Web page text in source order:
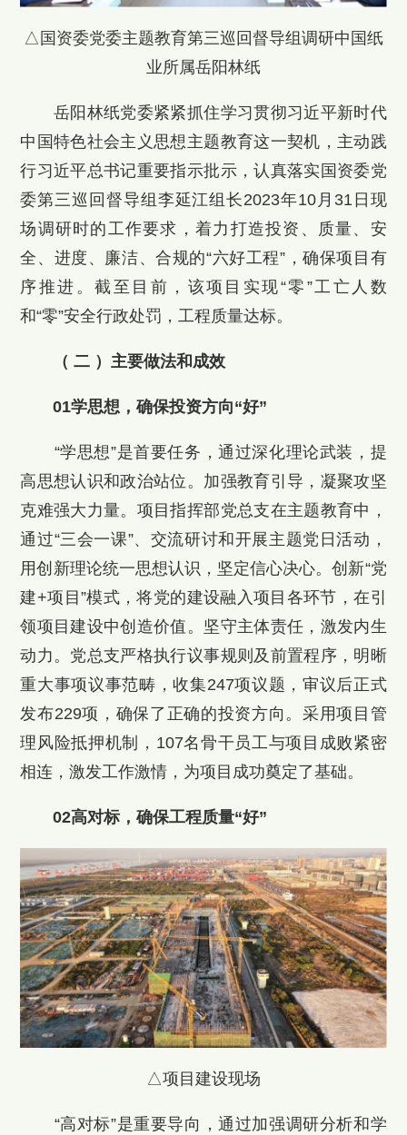
△国资委党委主题教育第三巡回督导组调研中国纸
业所属岳阳林纸
岳阳林纸党委紧紧抓住学习贯彻习近平新时代
中国特色社会主义思想主题教育这一契机，主动践
行习近平总书记重要指示批示，认真落实国资委党
委第三巡回督导组李延江组长2023年10月31日现
场调研时的工作要求，着力打造投资、质量、安
全、进度、廉洁、合规的“六好工程”，确保项目有
序推进。截至目前，该项目实现“零”工亡人数
和“零”安全行政处罚，工程质量达标。
（ 二 ）主要做法和成效
01学思想，确保投资方向“好”
“学思想”是首要任务，通过深化理论武装，提
高思想认识和政治站位。加强教育引导，凝聚攻坚
克难强大力量。项目指挥部党总支在主题教育中，
通过“三会一课”、交流研讨和开展主题党日活动，
用创新理论统一思想认识，坚定信心决心。创新“党
建+项目”模式，将党的建设融入项目各环节，在引
领项目建设中创造价值。坚守主体责任，激发内生
动力。党总支严格执行议事规则及前置程序，明晰
重大事项议事范畴，收集247项议题，审议后正式
发布229项，确保了正确的投资方向。采用项目管
理风险抵押机制，107名骨干员工与项目成败紧密
相连，激发工作激情，为项目成功奠定了基础。
02高对标，确保工程质量“好”
△项目建设现场
“高对标”是重要导向，通过加强调研分析和学